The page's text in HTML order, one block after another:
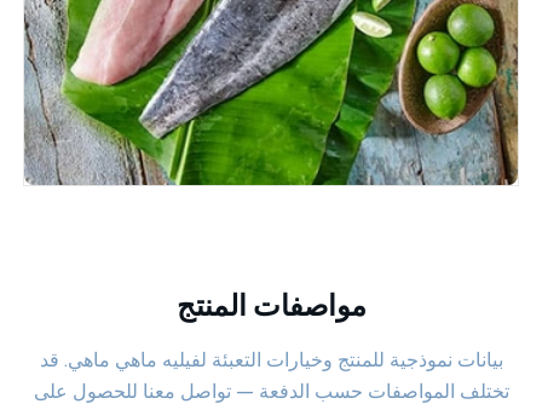
مواصفات المنتج
بيانات نموذجية للمنتج وخيارات التعبئة لفيليه ماهي ماهي. قد
تختلف المواصفات حسب الدفعة — تواصل معنا للحصول على